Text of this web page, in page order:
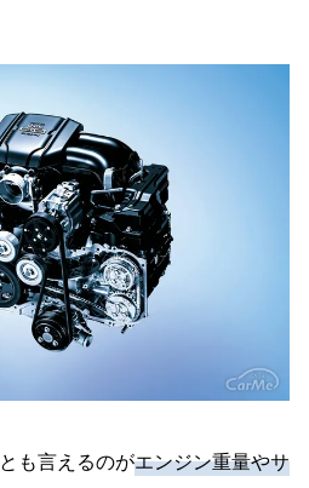
とも言えるのがエンジン重量やサ